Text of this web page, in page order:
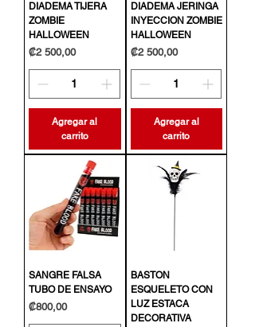
DIADEMA TIJERA
ZOMBIE
HALLOWEEN
Precio
₡2 500,00
Agregar al
carrito
DIADEMA JERINGA
INYECCION ZOMBIE
HALLOWEEN
Precio
₡2 500,00
Agregar al
carrito
SANGRE FALSA
TUBO DE ENSAYO
Precio
₡800,00
BASTON
ESQUELETO CON
LUZ ESTACA
DECORATIVA